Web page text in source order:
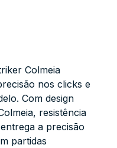
Colmeia
nos clicks e
Com design
resistência
a precisão
partidas